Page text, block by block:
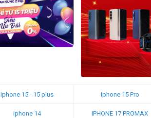
Iphone 15 - 15 plus Iphone 15 Pro
iphone 14 IPHONE 17 PROMAX